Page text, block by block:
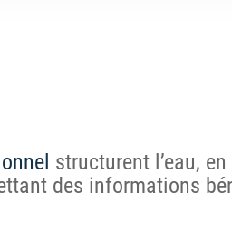
structurent l’eau,
des informations